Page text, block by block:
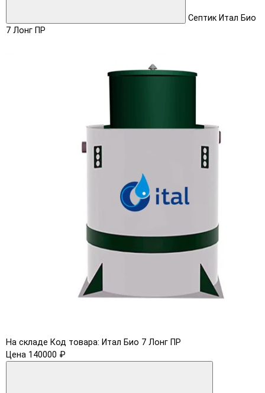
Септик Итал Био
7 Лонг ПР
На складе Код товара: Итал Био 7 Лонг ПР
Цена 140000 ₽